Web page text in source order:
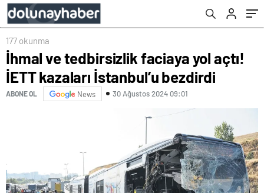
177 okunma
İhmal ve tedbirsizlik faciaya yol açtı!
İETT kazaları İstanbul’u bezdirdi
ABONE OL News 30 Ağustos 2024 09:01